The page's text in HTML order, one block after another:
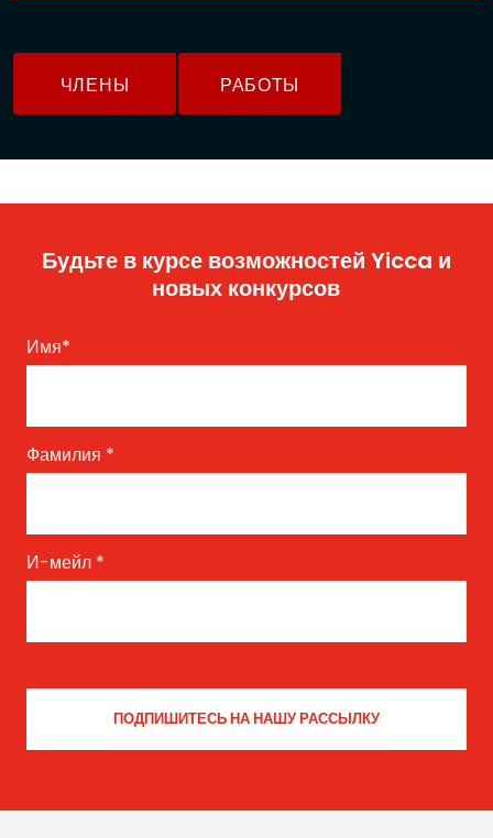
ЧЛЕНЫ РАБОТЫ
Будьте в курсе возможностей Yicca и
новых конкурсов
Имя*
Фамилия *
И-мейл *